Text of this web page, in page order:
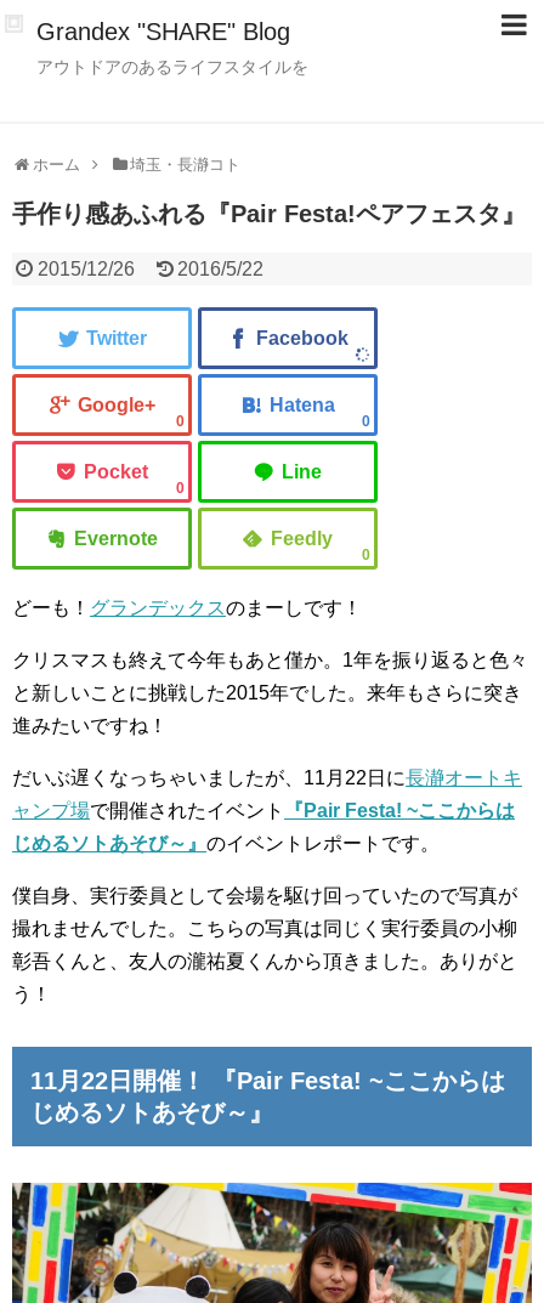
Grandex "SHARE" Blog
アウトドアのあるライフスタイルを
ホーム 埼玉・長瀞コト
手作り感あふれる『Pair Festa!ペアフェスタ』
2015/12/26 2016/5/22
0 0
0
0
どーも！ グランデックスのまーしです！
クリスマスも終えて今年もあと僅か。1年を振り返ると色々
と新しいことに挑戦した2015年でした。来年もさらに突き
進みたいですね！
だいぶ遅くなっちゃいましたが、11月22日に長瀞オートキ
ャンプ場で開催されたイベント
『Pair Festa! ~ここからは
じめるソトあそび～』 のイベントレポートです。
僕自身、実行委員として会場を駆け回っていたので写真が
撮れませんでした。こちらの写真は同じく実行委員の小柳
彰吾くんと、友人の瀧祐夏くんから頂きました。ありがと
う！
11月22日開催！
『Pair Festa! ~ここからは
じめるソトあそび～』